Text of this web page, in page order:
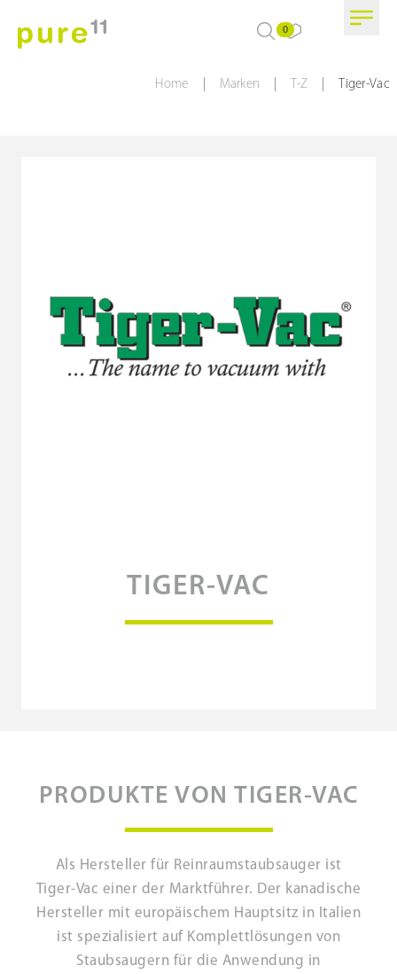
0
Home Marken T-Z Tiger-Vac
TIGER-VAC
PRODUKTE VON TIGER-VAC
Als Hersteller für Reinraumstaubsauger ist
Tiger-Vac einer der Marktführer. Der kanadische
Hersteller mit europäischem Hauptsitz in Italien
ist spezialisiert auf Komplettlösungen von
Staubsaugern für die Anwendung in